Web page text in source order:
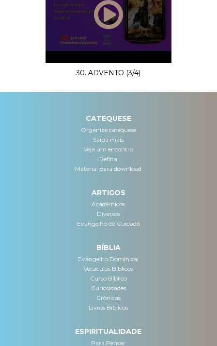
30. ADVENTO (3/4)
CATEQUESE
Organize catequese
Saiba mais
Veja um encontro
Reflita
Material para download
ARTIGOS
Acadêmicos
Diversos
Evangelho do Cuidado
BÍBLIA
Evangelho Dominical
Versículos Bíblicos
Curso Bíblico
Curiosidades
Crônicas
Livros Bíblicos
ESPIRITUALIDADE
Para Pensar